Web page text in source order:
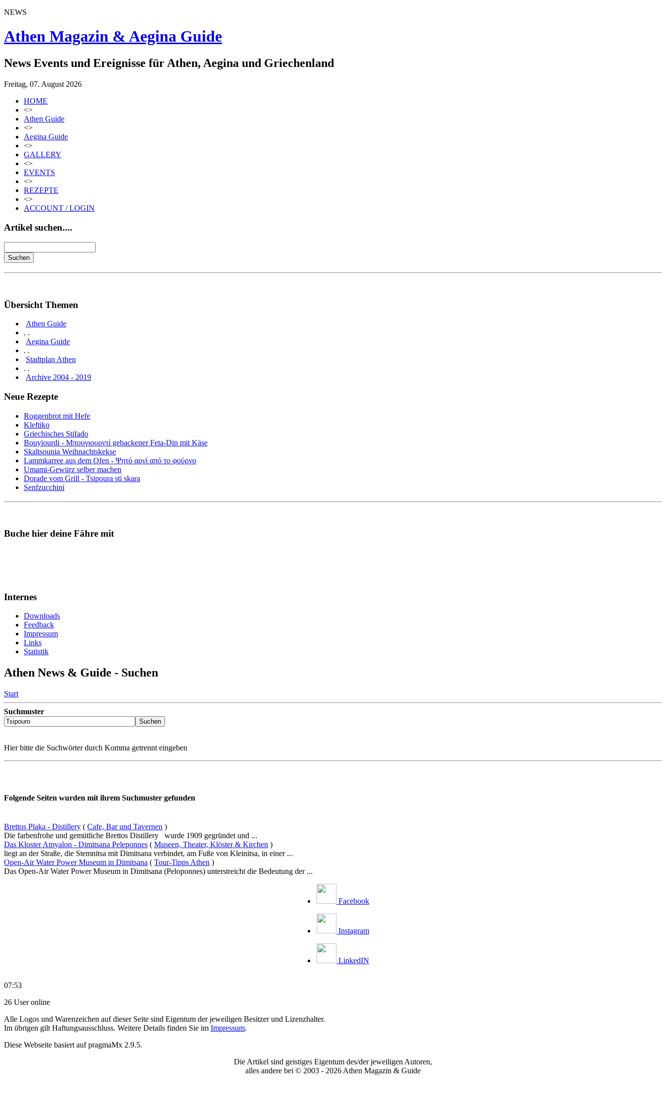
NEWS
Athen Magazin & Aegina Guide
News Events und Ereignisse für Athen, Aegina und Griechenland
Freitag, 07. August 2026
HOME
<>
Athen Guide
<>
Aegina Guide
<>
GALLERY
<>
EVENTS
<>
REZEPTE
<>
ACCOUNT / LOGIN
Artikel suchen....
Übersicht Themen
Athen Guide
. .
Aegina Guide
. .
Stadtplan Athen
. .
Archive 2004 - 2019
Neue Rezepte
Roggenbrot mit Hefe
Kleftiko
Griechisches Stifado
Bouyiourdi - Μπουγιουρντί gebackener Feta-Dip mit Käse
Skaltsounia Weihnachtskekse
Lammkarree aus dem Ofen - Ψητό αρνί από το φούρνο
Umami-Gewürz selber machen
Dorade vom Grill - Tsipoura sti skara
Senfzucchini
Buche hier deine Fähre mit
Internes
Downloads
Feedback
Impressum
Links
Statistik
Athen News & Guide - Suchen
Start
Suchmuster
Hier bitte die Suchwörter durch Komma getrennt eingeben
Folgende Seiten wurden mit ihrem Suchmuster gefunden
Brettos Plaka - Distillery ( Cafe, Bar und Tavernen )
Die farbenfrohe und gemütliche Brettos Distillery wurde 1909 gegründet und ...
Das Kloster Amyalon - Dimitsana Peleponnes ( Museen, Theater, Klöster & Kirchen )
liegt an der Straße, die Stemnitsa mit Dimitsana verbindet, am Fuße von Kleinitsa, in einer ...
Open-Air Water Power Museum in Dimitsana ( Tour-Tipps Athen )
Das Open-Air Water Power Museum in Dimitsana (Peloponnes) unterstreicht die Bedeutung der ...
Facebook
Instagram
LinkedIN
07:53
26 User online
Alle Logos und Warenzeichen auf dieser Seite sind Eigentum der jeweiligen Besitzer und Lizenzhalter.
Im übrigen gilt Haftungsausschluss. Weitere Details finden Sie im Impressum.
Diese Webseite basiert auf pragmaMx 2.9.5.
Die Artikel sind geistiges Eigentum des/der jeweiligen Autoren,
alles andere bei © 2003 - 2026 Athen Magazin & Guide